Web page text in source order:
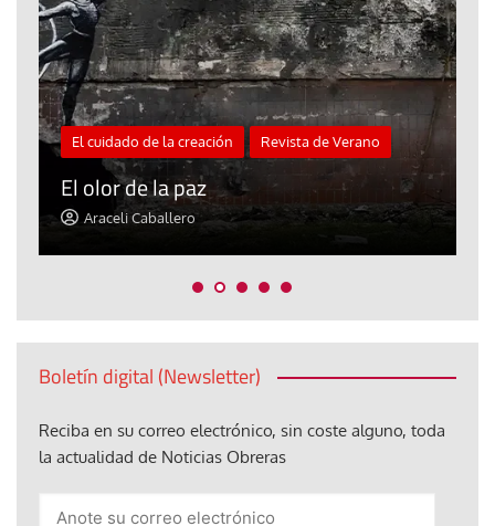
El cuidado de la creación Revista de Verano
El olor de la paz
Araceli Caballero
Boletín digital (Newsletter)
Reciba en su correo electrónico, sin coste alguno, toda
la actualidad de Noticias Obreras